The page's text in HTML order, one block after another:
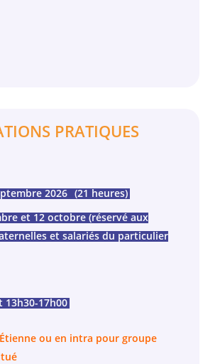
PRATIQUES
2026 (21 heures)
et 12 octobre (réservé aux
et salariés du particulier
13h30-17h00
ou en intra pour groupe